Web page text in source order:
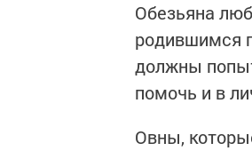
Обезьяна
родившимся
должны
помочь и в
Овны,